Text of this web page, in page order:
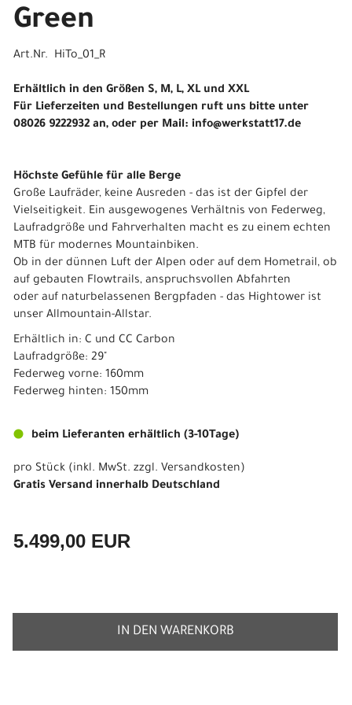
Green
Art.Nr. HiTo_01_R
Erhältlich in den Größen S, M, L, XL und XXL
Für Lieferzeiten und Bestellungen ruft uns bitte unter
08026 9222932 an, oder per Mail: info@werkstatt17.de
Höchste Gefühle für alle Berge
Große Laufräder, keine Ausreden - das ist der Gipfel der
Vielseitigkeit. Ein ausgewogenes Verhältnis von Federweg,
Laufradgröße und Fahrverhalten macht es zu einem echten
MTB für modernes Mountainbiken.
Ob in der dünnen Luft der Alpen oder auf dem Hometrail, ob
auf gebauten Flowtrails, anspruchsvollen Abfahrten
oder auf naturbelassenen Bergpfaden - das Hightower ist
unser Allmountain-Allstar.
Erhältlich in: C und CC Carbon
Laufradgröße: 29"
Federweg vorne: 160mm
Federweg hinten: 150mm
beim Lieferanten erhältlich (3-10Tage)
pro Stück (inkl. MwSt. zzgl. Versandkosten)
Gratis Versand innerhalb Deutschland
5.499,00 EUR
IN DEN WARENKORB